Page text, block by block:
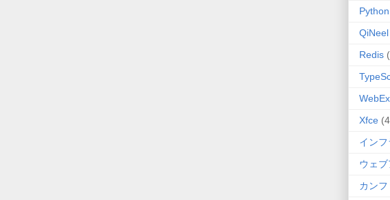
Python
QiNeel
Redis
Xfce
インフ
ウェ
カンフ